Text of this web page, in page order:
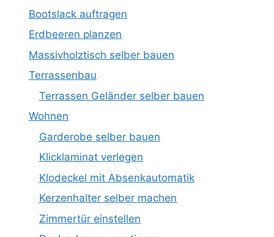
Bootslack auftragen
Erdbeeren planzen
Massivholztisch selber bauen
Terrassenbau
Terrassen Geländer selber bauen
Wohnen
Garderobe selber bauen
Klicklaminat verlegen
Klodeckel mit Absenkautomatik
Kerzenhalter selber machen
Zimmertür einstellen